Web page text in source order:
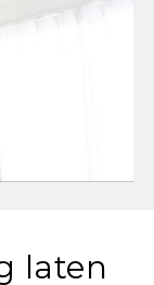
laten